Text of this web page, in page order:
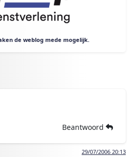
de weblog mede mogelijk.
Beantwoord
29/07/2006 20:13